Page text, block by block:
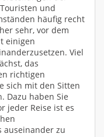
und
häufig recht
sehr, vor dem
einigen
Viel
das
richtigen
sich mit den Sitten
Dazu haben Sie
jeder Reise ist es
auseinander zu